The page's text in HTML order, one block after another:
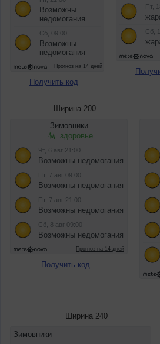
Получить код
Ширина 200
Получить код
Ширина 240